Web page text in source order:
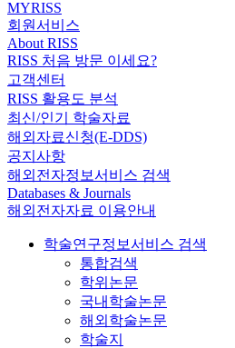
MYRISS
회원서비스
About RISS
RISS 처음 방문 이세요?
고객센터
RISS 활용도 분석
최신/인기 학술자료
해외자료신청(E-DDS)
공지사항
해외전자정보서비스 검색
Databases & Journals
해외전자자료 이용안내
학술연구정보서비스 검색
통합검색
학위논문
국내학술논문
해외학술논문
학술지